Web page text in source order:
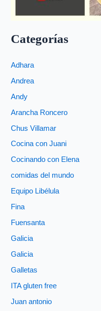
Categorías
Adhara
Andrea
Andy
Arancha Roncero
Chus Villamar
Cocina con Juani
Cocinando con Elena
comidas del mundo
Equipo Libélula
Fina
Fuensanta
Galicia
Galicia
Galletas
ITA gluten free
Juan antonio